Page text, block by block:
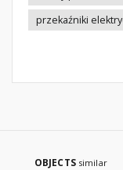
przekaźniki
OBJECTS similar